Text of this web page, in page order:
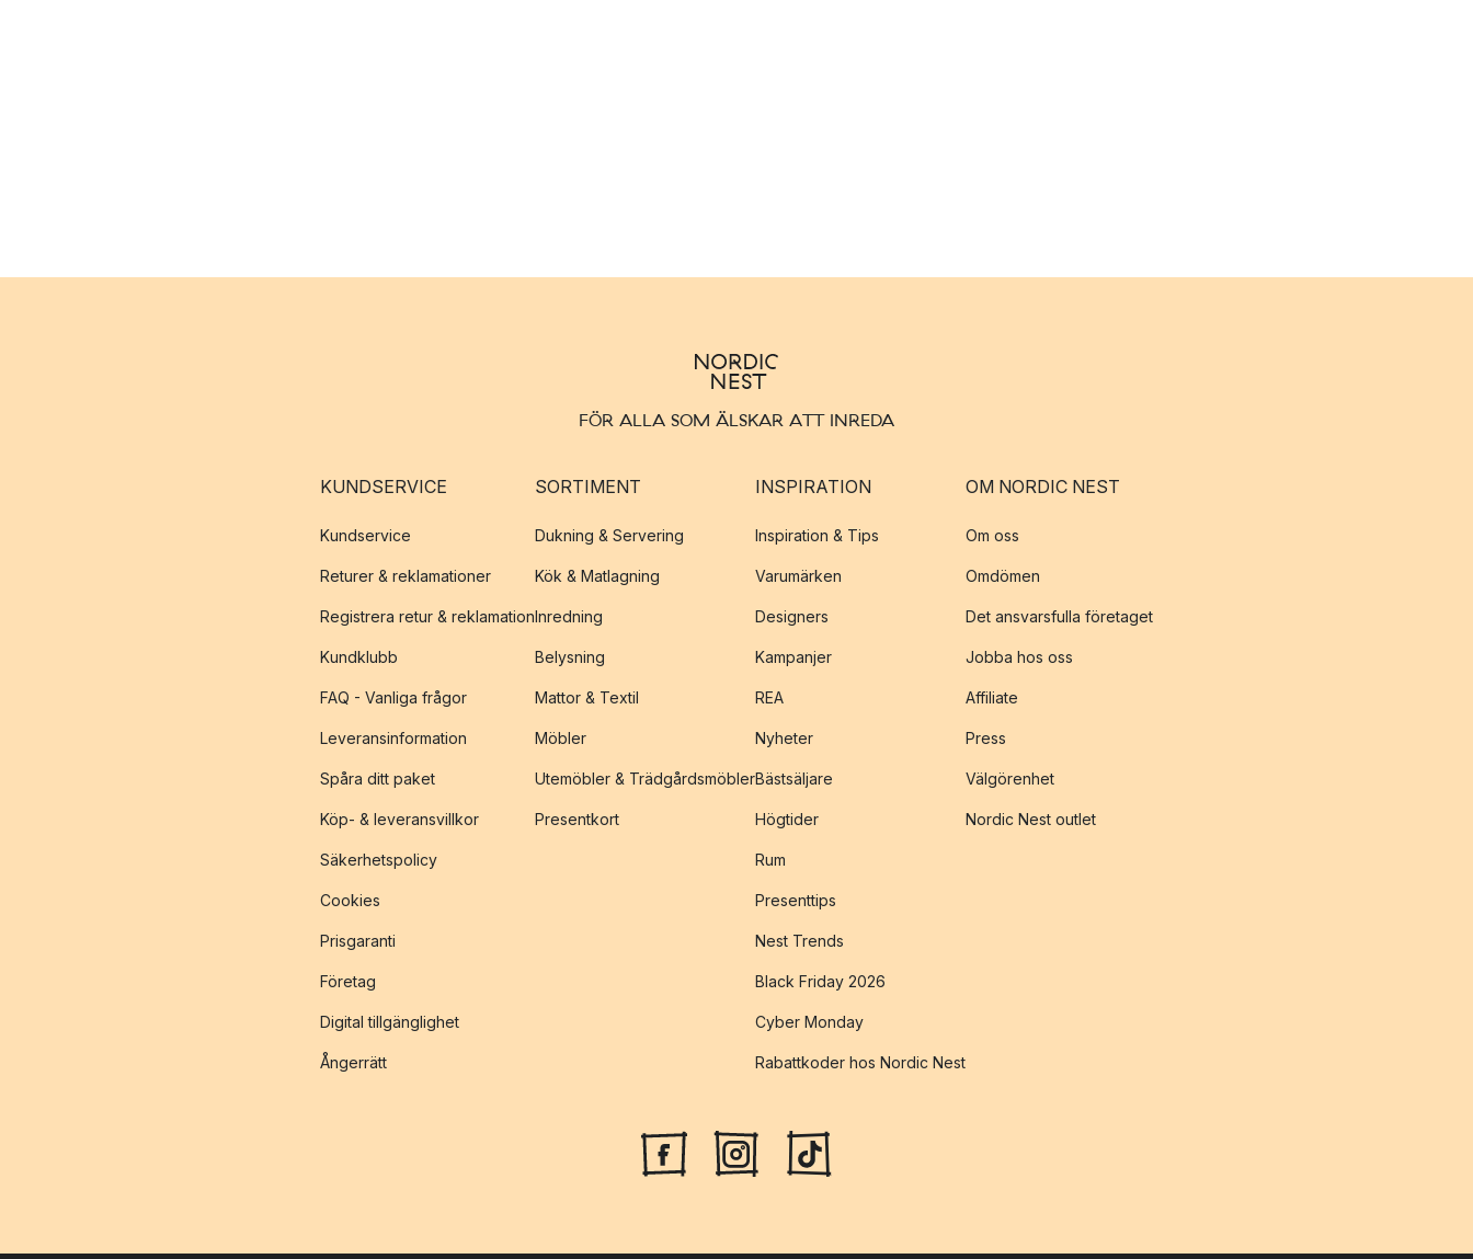
FÖR ALLA SOM ÄLSKAR ATT INREDA
KUNDSERVICE
Kundservice
Returer & reklamationer
Registrera retur & reklamation
Kundklubb
FAQ - Vanliga frågor
Leveransinformation
Spåra ditt paket
Köp- & leveransvillkor
Säkerhetspolicy
Cookies
Prisgaranti
Företag
Digital tillgänglighet
Ångerrätt
SORTIMENT
Dukning & Servering
Kök & Matlagning
Inredning
Belysning
Mattor & Textil
Möbler
Utemöbler & Trädgårdsmöbler
Presentkort
INSPIRATION
Inspiration & Tips
Varumärken
Designers
Kampanjer
REA
Nyheter
Bästsäljare
Högtider
Rum
Presenttips
Nest Trends
Black Friday 2026
Cyber Monday
Rabattkoder hos Nordic Nest
OM NORDIC NEST
Om oss
Omdömen
Det ansvarsfulla företaget
Jobba hos oss
Affiliate
Press
Välgörenhet
Nordic Nest outlet